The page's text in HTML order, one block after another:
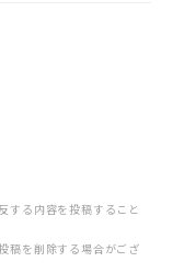
する内容を投稿すること
稿を削除する場合がござ